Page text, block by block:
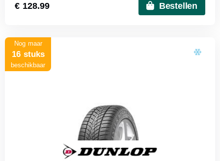
€ 128.99 Bestellen
Nog maar
16 stuks
beschikbaar